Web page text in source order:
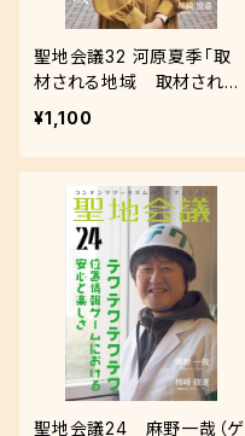
聖地会議32 河原夏季「取
材される地域 取材されな
い地域」
¥1,100
聖地会議24 麻野一哉（ゲ